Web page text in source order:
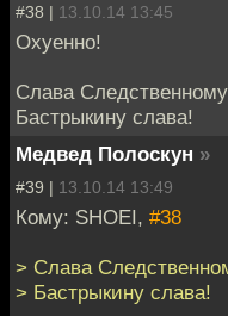
#38 | 13.10.14 13:45
Охуенно!
Слава
Бастрыкину слава!
Медвед Полоскун »
#39 | 13.10.14 13:49
Кому: SHOEI, #38
> Слава
> Бастрыкину слава!